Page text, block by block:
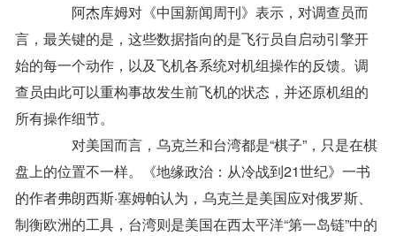
阿杰库姆对《中国新闻周刊》表示，对调查员而
言，最关键的是，这些数据指向的是飞行员自启动引擎开
始的每一个动作，以及飞机各系统对机组操作的反馈。调
查员由此可以重构事故发生前飞机的状态，并还原机组的
所有操作细节。
对美国而言，乌克兰和台湾都是“棋子”，只是在棋
盘上的位置不一样。《地缘政治：从冷战到21世纪》一书
的作者弗朗西斯·塞姆帕认为，乌克兰是美国应对俄罗斯、
制衡欧洲的工具，台湾则是美国在西太平洋“第一岛链”中的